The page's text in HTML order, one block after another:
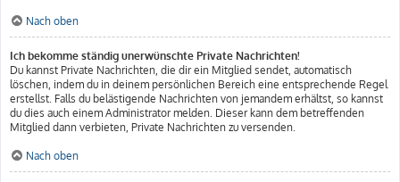
Nach oben
Ich bekomme ständig unerwünschte Private Nachrichten!
Du kannst Private Nachrichten, die dir ein Mitglied sendet, automatisch
löschen, indem du in deinem persönlichen Bereich eine entsprechende Regel
erstellst. Falls du belästigende Nachrichten von jemandem erhältst, so kannst
du dies auch einem Administrator melden. Dieser kann dem betreffenden
Mitglied dann verbieten, Private Nachrichten zu versenden.
Nach oben